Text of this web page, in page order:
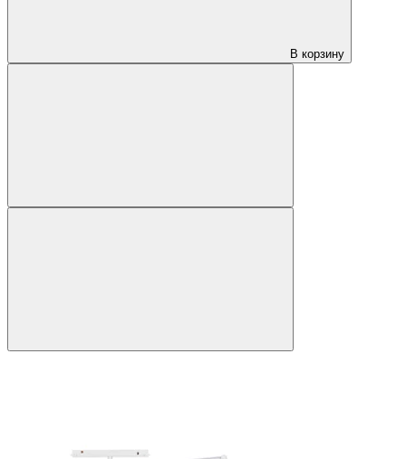
В корзину